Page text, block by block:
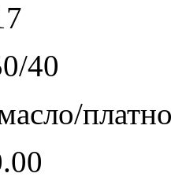
40